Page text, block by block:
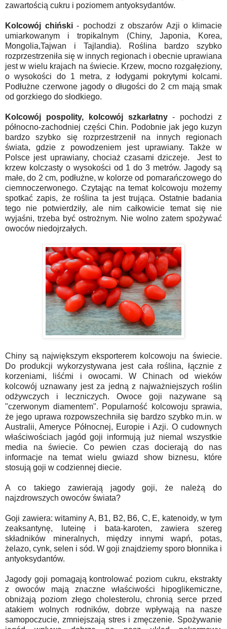
zawartością cukru i poziomem antyoksydantów.
Kolcowój chiński- pochodzi z obszarów Azji o klimacie
umiarkowanym i tropikalnym (Chiny, Japonia, Korea,
Mongolia,Tajwan i Tajlandia). Roślina bardzo szybko
rozprzestrzeniła się w innych regionach i obecnie uprawiana
jest w wielu krajach na świecie. Krzew, mocno rozgałęziony,
o wysokości do 1 metra, z łodygami pokrytymi kolcami.
Podłużne czerwone jagody o długości do 2 cm mają smak
od gorzkiego do słodkiego.
Kolcowój pospolity, kolcowój szkarłatny- pochodzi z
północno-zachodniej części Chin. Podobnie jak jego kuzyn
bardzo szybko się rozprzestrzenił na innych regionach
świata, gdzie z powodzeniem jest uprawiany. Także w
Polsce jest uprawiany, chociaż czasami dziczeje. Jest to
krzew kolczasty o wysokości od 1 do 3 metrów. Jagody są
małe, do 2 cm, podłużne, w kolorze od pomarańczowego do
ciemnoczerwonego. Czytając na temat kolcowoju możemy
spotkać zapis, że roślina ta jest trująca. Ostatnie badania
tego nie potwierdziły, ale nim całkowicie temat się nie
wyjaśni, trzeba być ostrożnym. Nie wolno zatem spożywać
owoców niedojrzałych.
Chiny są największym eksporterem kolcowoju na świecie.
Do produkcji wykorzystywana jest cała roślina, łącznie z
korzeniami, liśćmi i owocami. W Chinach od wieków
kolcowój uznawany jest za jedną z najważniejszych roślin
odżywczych i leczniczych. Owoce goji nazywane są
"czerwonym diamentem". Popularność kolcowoju sprawia,
że jego uprawa rozpowszechniła się bardzo szybko m.in. w
Australii, Ameryce Północnej, Europie i Azji. O cudownych
właściwościach jagód goji informują już niemal wszystkie
media na świecie. Co pewien czas docierają do nas
informacje na temat wielu gwiazd show biznesu, które
stosują goji w codziennej diecie.
A co takiego zawierają jagody goji, że należą do
najzdrowszych owoców świata?
Goji zawiera: witaminy A, B1, B2, B6, C, E, katenoidy, w tym
zeaksantynę, luteinę i bata-karoten, zawiera szereg
składników mineralnych, między innymi wapń, potas,
żelazo, cynk, selen i sód. W goji znajdziemy sporo błonnika i
antyoksydantów.
Jagody goji pomagają kontrolować poziom cukru, ekstrakty
z owoców mają znaczne właściwości hipoglikemiczne,
obniżają poziom złego cholesterolu, chronią serce przed
atakiem wolnych rodników, dobrze wpływają na nasze
samopoczucie, zmniejszają stres i zmęczenie. Spożywanie